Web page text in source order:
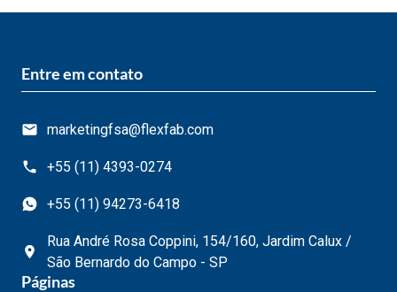
Entre em contato
marketingfsa@flexfab.com
+55 (11) 4393-0274
+55 (11) 94273-6418
Rua André Rosa Coppini, 154/160, Jardim Calux /
São Bernardo do Campo - SP
Páginas